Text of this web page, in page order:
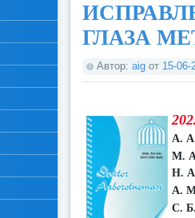
ГЛАЗА
Автор: aig от 15-06-
А.
М.
Н.
А.
С.